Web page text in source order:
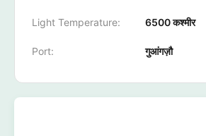
Light Temperature: 6500 कश्मीर
Port: गुआंगज़ौ